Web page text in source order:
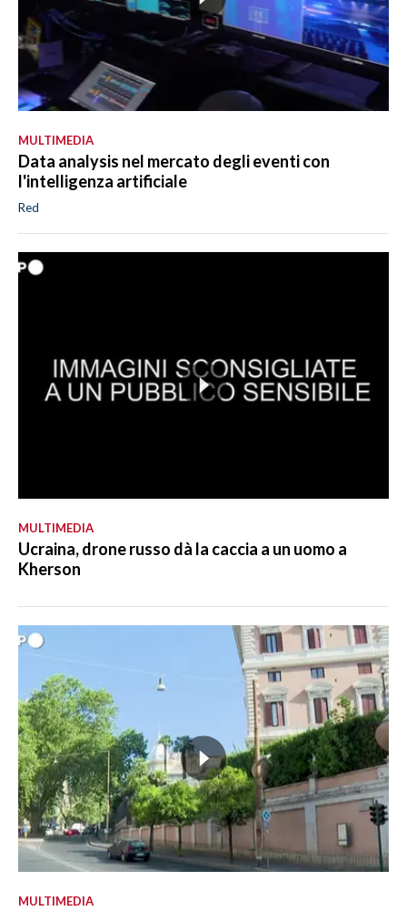
MULTIMEDIA
Data analysis nel mercato degli eventi con
l'intelligenza artificiale
Red
MULTIMEDIA
Ucraina, drone russo dà la caccia a un uomo a
Kherson
MULTIMEDIA